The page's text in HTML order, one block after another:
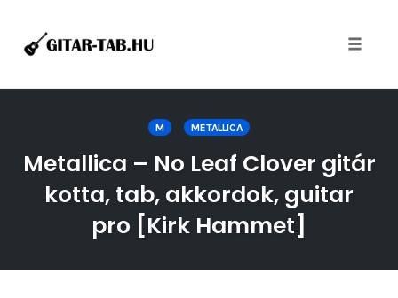
M METALLICA
Metallica – No Leaf Clover gitár
kotta, tab, akkordok, guitar
pro [Kirk Hammet]